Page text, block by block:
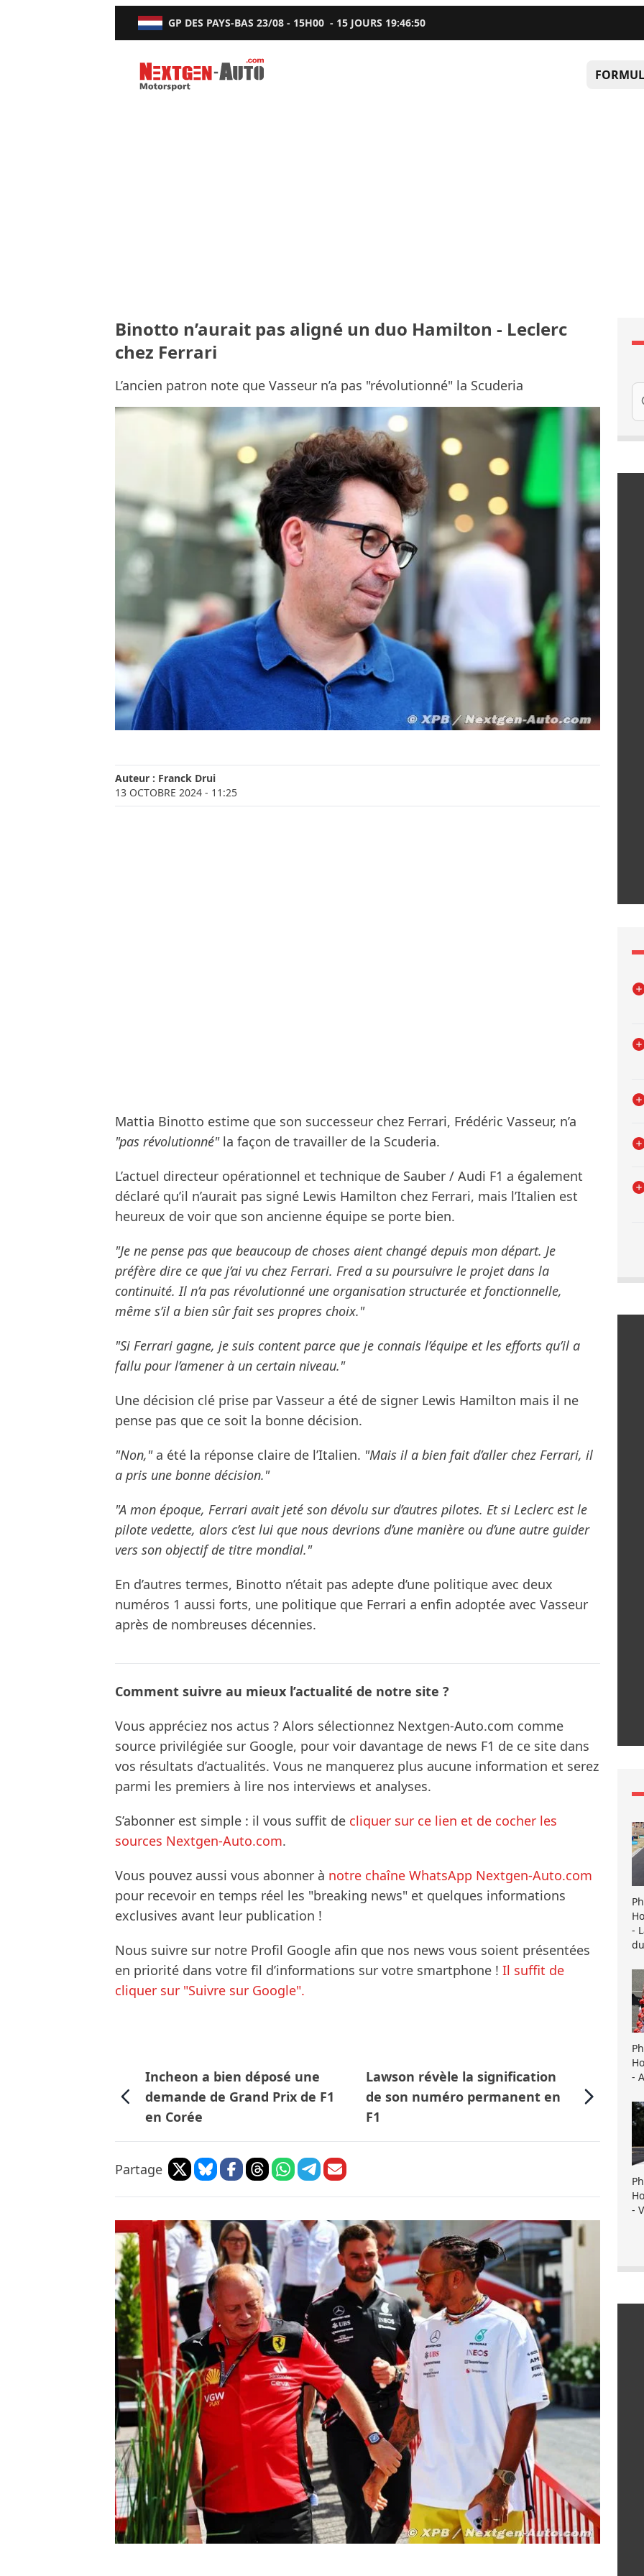
GP DES PAYS-BAS 23/08 - 15H00 - 15 JOURS 19:46:49
Nextgen-Auto.com
Binotto n’aurait pas aligné un duo Hamilton - Leclerc
chez Ferrari
L’ancien patron note que Vasseur n’a pas "révolutionné" la Scuderia
Auteur : Franck Drui
13 OCTOBRE 2024 - 11:25
Mattia Binotto estime que son successeur chez Ferrari, Frédéric Vasseur, n’a
"pas révolutionné"la façon de travailler de la Scuderia.
L’actuel directeur opérationnel et technique de Sauber / Audi F1 a également
déclaré qu’il n’aurait pas signé Lewis Hamilton chez Ferrari, mais l’Italien est
heureux de voir que son ancienne équipe se porte bien.
"Je ne pense pas que beaucoup de choses aient changé depuis mon départ. Je
préfère dire ce que j’ai vu chez Ferrari. Fred a su poursuivre le projet dans la
continuité. Il n’a pas révolutionné une organisation structurée et fonctionnelle,
même s’il a bien sûr fait ses propres choix."
"Si Ferrari gagne, je suis content parce que je connais l’équipe et les efforts qu’il a
fallu pour l’amener à un certain niveau."
Une décision clé prise par Vasseur a été de signer Lewis Hamilton mais il ne
pense pas que ce soit la bonne décision.
"Non,"a été la réponse claire de l’Italien. "Mais il a bien fait d’aller chez Ferrari, il
a pris une bonne décision."
"A mon époque, Ferrari avait jeté son dévolu sur d’autres pilotes. Et si Leclerc est le
pilote vedette, alors c’est lui que nous devrions d’une manière ou d’une autre guider
vers son objectif de titre mondial."
En d’autres termes, Binotto n’était pas adepte d’une politique avec deux
numéros 1 aussi forts, une politique que Ferrari a enfin adoptée avec Vasseur
après de nombreuses décennies.
Comment suivre au mieux l’actualité de notre site ?
Vous appréciez nos actus ? Alors sélectionnez Nextgen-Auto.com comme
source privilégiée sur Google, pour voir davantage de news F1 de ce site dans
vos résultats d’actualités. Vous ne manquerez plus aucune information et serez
parmi les premiers à lire nos interviews et analyses.
S’abonner est simple : il vous suffit de cliquer sur ce lien et de cocher les
sources Nextgen-Auto.com.
Vous pouvez aussi vous abonner à notre chaîne WhatsApp Nextgen-Auto.com
pour recevoir en temps réel les "breaking news" et quelques informations
exclusives avant leur publication !
Nous suivre sur notre Profil Google afin que nos news vous soient présentées
en priorité dans votre fil d’informations sur votre smartphone ! Il suffit de
cliquer sur "Suivre sur Google".
Incheon a bien déposé une
demande de Grand Prix de F1
en Corée
Lawson révèle la signification
de son numéro permanent en
F1
Partage
-
-
-